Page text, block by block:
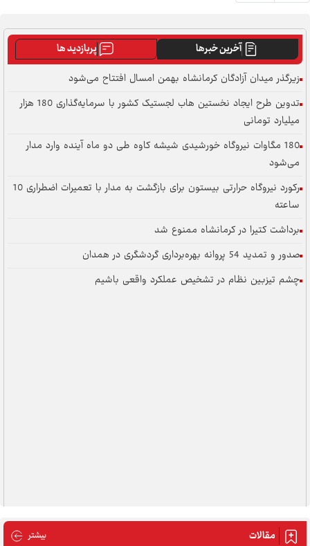
آخرین خبرها
پربازدید ها
زیرگذر میدان آزادگان کرمانشاه بهمن امسال افتتاح می‌شود
تدوین طرح ایجاد نخستین هاب لجستیک کشور با سرمایه‌گذاری 180 هزار
میلیارد تومانی
180 مگاوات نیروگاه خورشیدی شیشه کاوه طی دو ماه آینده وارد مدار
می‌شود
رکورد نیروگاه حرارتی بیستون برای بازگشت به مدار با تعمیرات اضطراری 10
ساعته
برداشت کتیرا در کرمانشاه ممنوع شد
صدور و تمدید 54 پروانه بهره‌برداری گردشگری در همدان
چشم تیزبین نظام در تشخیص عملکرد واقعی باشیم
مقالات بیشتر مقالات